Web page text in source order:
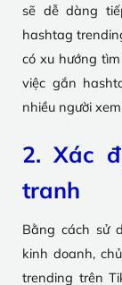
sẽ dễ dàng
hashtag
có xu hướng
việc gắn
nhiều người
2. Xác
tranh
Bằng cách sử
kinh doanh,
trending trên